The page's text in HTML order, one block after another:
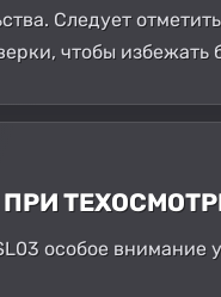
Следует
чтобы избежать
особое